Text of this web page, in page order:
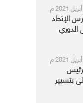
الإتحاد
بتسيير
مؤمنة